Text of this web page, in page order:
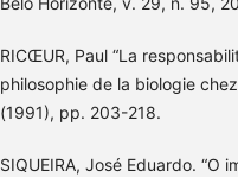
RICŒUR, Paul “La
philosophie de la biologie
(1991), pp. 203-218.
SIQUEIRA, José Eduardo. “O